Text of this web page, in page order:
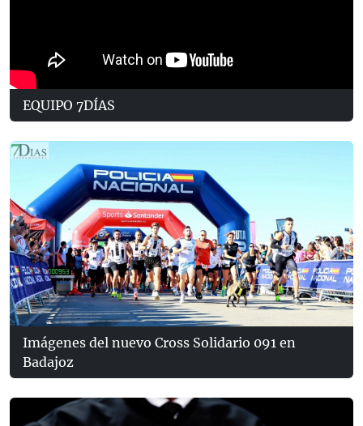
EQUIPO 7DÍAS
Imágenes del nuevo Cross Solidario 091 en
Badajoz